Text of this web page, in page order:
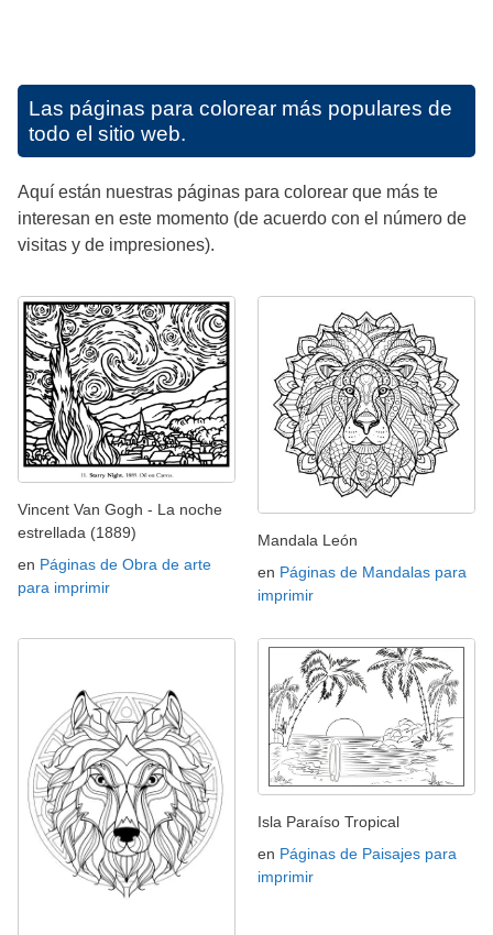
Las páginas para colorear más populares de
todo el sitio web.
Aquí están nuestras páginas para colorear que más te
interesan en este momento (de acuerdo con el número de
visitas y de impresiones).
Vincent Van Gogh - La noche
estrellada (1889)
en Páginas de Obra de arte
para imprimir
Mandala León
en Páginas de Mandalas para
imprimir
Isla Paraíso Tropical
en Páginas de Paisajes para
imprimir